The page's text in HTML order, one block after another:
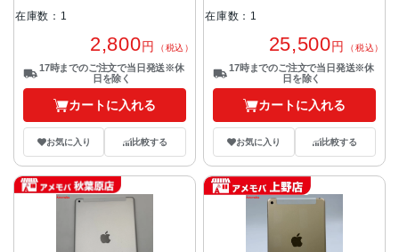
在庫数：1
2,800円 （税込）
17時までのご注文で当日発送※休
日を除く
カートに入れる
お気に入り 比較する
在庫数：1
25,500円 （税込）
17時までのご注文で当日発送※休
日を除く
カートに入れる
お気に入り 比較する